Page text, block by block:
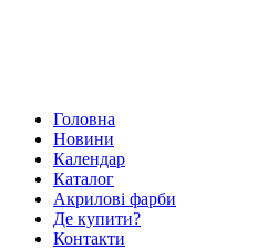
Головна
Новини
Календар
Каталог
Акрилові фарби
Де купити?
Контакти